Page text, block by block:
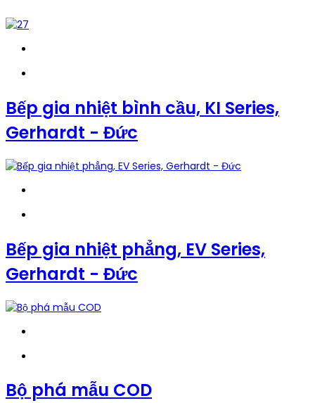
Bếp gia nhiệt bình cầu, KI Series,
Gerhardt - Đức
Bếp gia nhiệt phẳng, EV Series,
Gerhardt - Đức
Bộ phá mẫu COD